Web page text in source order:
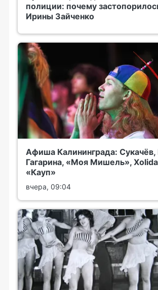
полиции: почему
Ирины Зайченко
Афиша Калининграда:
Гагарина, «Моя Мишель»,
«Кауп»
вчера, 09:04